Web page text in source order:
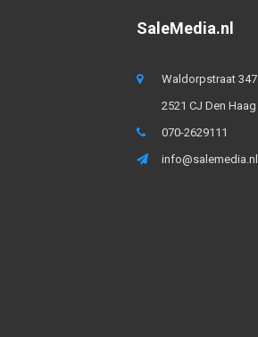
SaleMedia.nl
Waldorpstraat 347
2521 CJ Den Haag
070-2629111
info@salemedia.nl